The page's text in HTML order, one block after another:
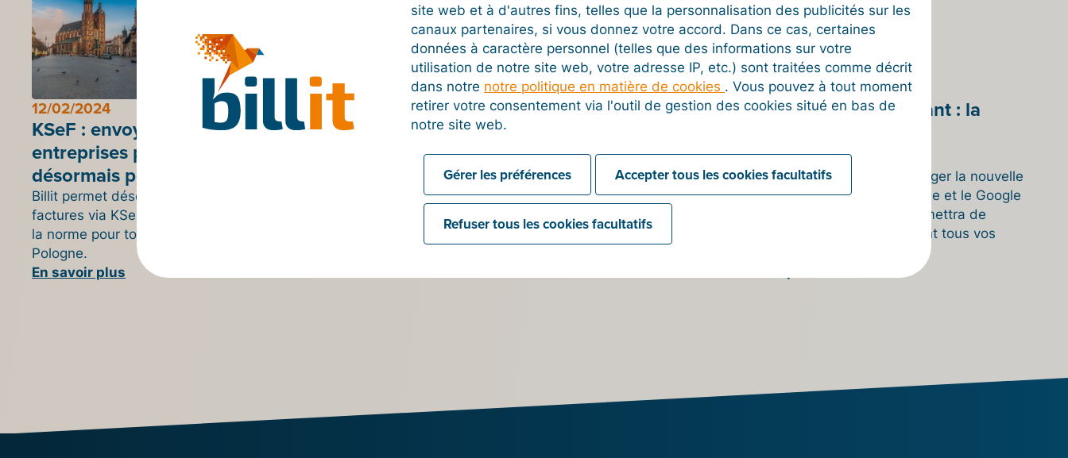
12/02/2024
KSeF : envoyer des factures à des
entreprises polonaises est
désormais possible avec Billit
Billit permet désormais aussi d'envoyer des
factures via KSeF. Ce système deviendra bientôt
la norme pour toutes les factures B2B en
Pologne.
En savoir plus
12/12/2023
Disponible dès maintenant : la
smartphone
Vous pouvez désormais télécharger la nouvelle
appli Billit dans l’App Store d’Apple et le Google
Play Store. Cette appli vous permettra de
scanner rapidement et facilement tous vos
site web et à d'autres fins, telles que la personnalisation des publicités sur les
canaux partenaires, si vous donnez votre accord. Dans ce cas, certaines
données à caractère personnel (telles que des informations sur votre
utilisation de notre site web, votre adresse IP, etc.) sont traitées comme décrit
dans notre notre politique en matière de cookies . Vous pouvez à tout moment
retirer votre consentement via l'outil de gestion des cookies situé en bas de
notre site web.
Gérer les préférences Accepter tous les cookies facultatifs
Refuser tous les cookies facultatifs